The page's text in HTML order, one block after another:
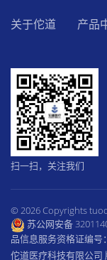
关于佗道 产品
扫一扫，关注我们
© 2026 Copyrights
苏公网安备
品信息服务资格证编号
佗道医疗科技有限公司